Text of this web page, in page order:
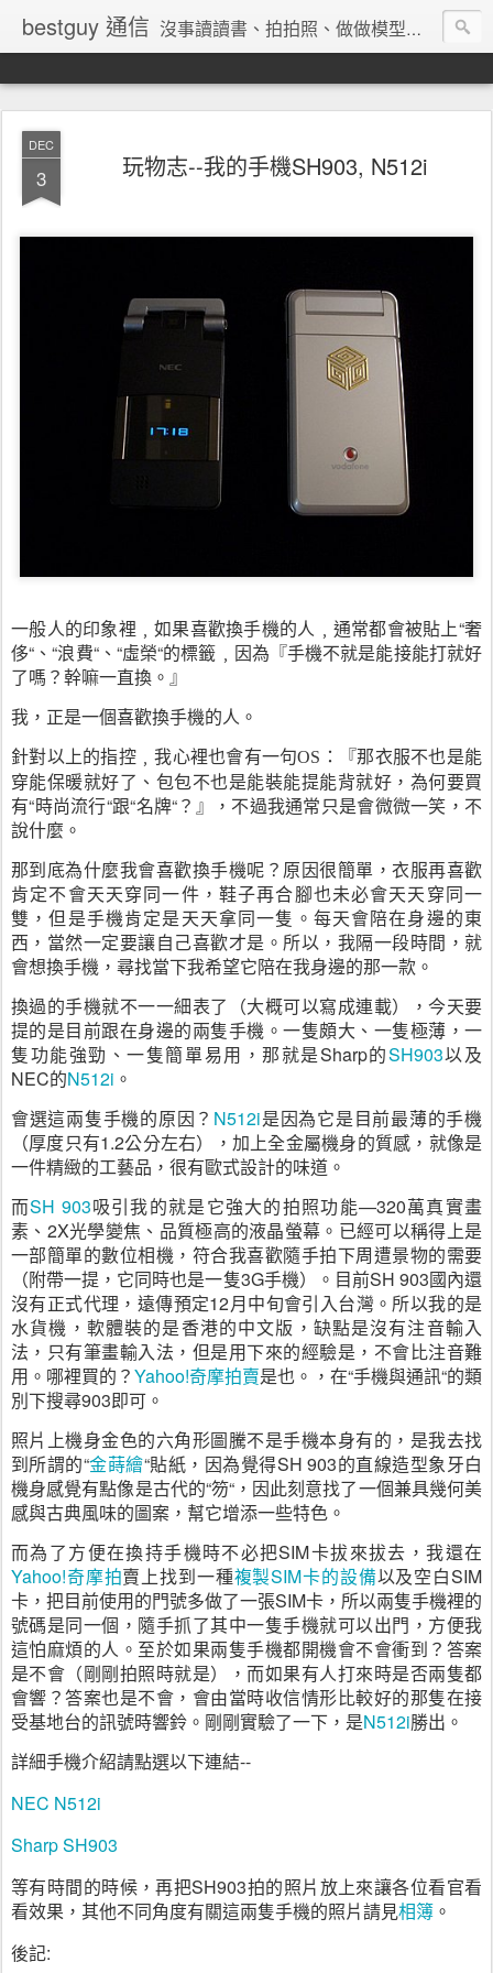
bestguy 通信 沒事讀讀書、拍拍照、做做模型、收集玩具與老相機的網路業老兵
DEC
3 玩物志--我的手機SH903, N512i
一般人的印象裡﹐如果喜歡換手機的人﹐通常都會被貼上“奢
侈“、“浪費“、“虛榮“的標籤﹐因為『手機不就是能接能打就好
了嗎？幹嘛一直換。』
我， 正是一個喜歡換手機的人。
針對以上的指控﹐我心裡也會有一句OS ：『那衣服不也是能
穿能保暖就好了、包包不也是能裝能提能背就好，為何要買
有“時尚流行“跟“名牌“？』，不過我通常只是會微微一笑，不
說什麼。
那到底為什麼我會喜歡換手機呢？原因很簡單，衣服再喜歡
肯定不會天天穿同一件，鞋子再合腳也未必會天天穿同一
雙，但是手機肯定是天天拿同一隻。每天會陪在身邊的東
西，當然一定要讓自己喜歡才是。所以，我隔一段時間，就
會想換手機，尋找當下我希望它陪在我身邊的那一款。
換過的手機就不一一細表了（大概可以寫成連載），今天要
提的是目前跟在身邊的兩隻手機。一隻頗大、一隻極薄，一
隻功能強勁、一隻簡單易用，那就是Sharp的SH903以及
NEC的N512i 。
會選這兩隻手機的原因？ N512i是因為它是目前最薄的手機
（厚度只有1.2公分左右），加上全金屬機身的質感，就像是
一件精緻的工藝品，很有歐式設計的味道。
而SH 903吸引我的就是它強大的拍照功能—320萬真實畫
素、 2X光學變焦、品質極高的液晶螢幕。已經可以稱得上是
一部簡單的數位相機，符合我喜歡隨手拍下周遭景物的需要
（附帶一提，它同時也是一隻3G手機）。目前SH 903國內還
沒有正式代理，遠傳預定12月中旬會引入台灣。所以我的是
水貨機，軟體裝的是香港的中文版，缺點是沒有注音輸入
法，只有筆畫輸入法，但是用下來的經驗是，不會比注音難
用。哪裡買的？Yahoo!奇摩拍賣是也。 ，在“手機與通訊“的類
別下搜尋903即可。
照片上機身金色的六角形圖騰不是手機本身有的，是我去找
到所謂的“金蒔繪“貼紙，因為覺得SH 903的直線造型象牙白
機身感覺有點像是古代的“笏“，因此刻意找了一個兼具幾何美
感與古典風味的圖案，幫它增添一些特色。
而為了方便在換持手機時不必把SIM卡拔來拔去，我還在
Yahoo!奇摩拍賣上找到一種複製SIM卡的設備以及空白SIM
卡，把目前使用的門號多做了一張SIM卡，所以兩隻手機裡的
號碼是同一個，隨手抓了其中一隻手機就可以出門，方便我
這怕麻煩的人。至於如果兩隻手機都開機會不會衝到？答案
是不會（剛剛拍照時就是），而如果有人打來時是否兩隻都
會響？答案也是不會，會由當時收信情形比較好的那隻在接
受基地台的訊號時響鈴。剛剛實驗了一下，是N512i勝出。
詳細手機介紹請點選以下連結--
NEC N512i
Sharp SH903
等有時間的時候，再把SH903拍的照片放上來讓各位看官看
看效果，其他不同角度有關這兩隻手機的照片請見相簿 。
後記: